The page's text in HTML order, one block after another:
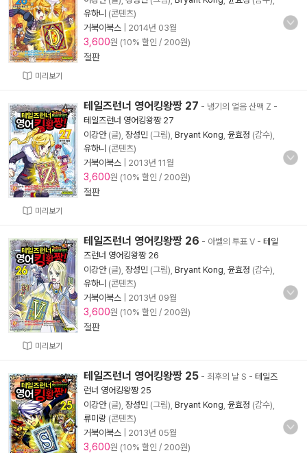
미리보기
유하니 (콘텐츠)
거북이북스
2014년 03월
3,600원 (10% 할인 / 200원)
절판
미리보기
테일즈런너 영어킹왕짱 27 - 냉기의 얼음 산맥 Z -
테일즈런너 영어킹왕짱 27
이강안(글), 장성민 (그림), Bryant Kong 윤효정 (감수),
유하니 (콘텐츠)
거북이북스
2013년 11월
3,600원 (10% 할인 / 200원)
절판
미리보기
테일즈런너 영어킹왕짱 26 - 아벨의 투표 V - 테일
즈런너 영어킹왕짱 26
이강안(글), 장성민 (그림), Bryant Kong 윤효정 (감수),
유하니 (콘텐츠)
거북이북스
2013년 09월
3,600원 (10% 할인 / 200원)
절판
테일즈런너 영어킹왕짱 25 - 최후의 날 S - 테일즈
런너 영어킹왕짱 25
이강안(글), 장성민 (그림), Bryant Kong 윤효정 (감수),
류미랑 (콘텐츠)
거북이북스
2013년 05월
3,600원 (10% 할인 / 200원)